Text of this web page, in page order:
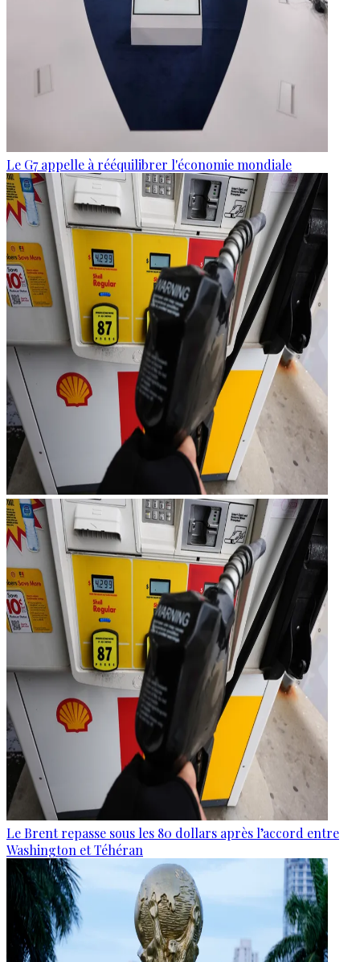
Le G7 appelle à rééquilibrer l'économie mondiale
Le Brent repasse sous les 80 dollars après l’accord entre
Washington et Téhéran